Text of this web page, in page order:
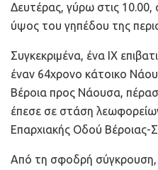
Δευτέρας, γύρω στις
ύψος του γηπέδου της
Συγκεκριμένα, ένα ΙΧ
έναν 64χρονο κάτοικο
Βέροια προς Νάουσα,
έπεσε σε στάση
Επαρχιακής Οδού Βέροιας-
Από τη σφοδρή σύγκρουση,